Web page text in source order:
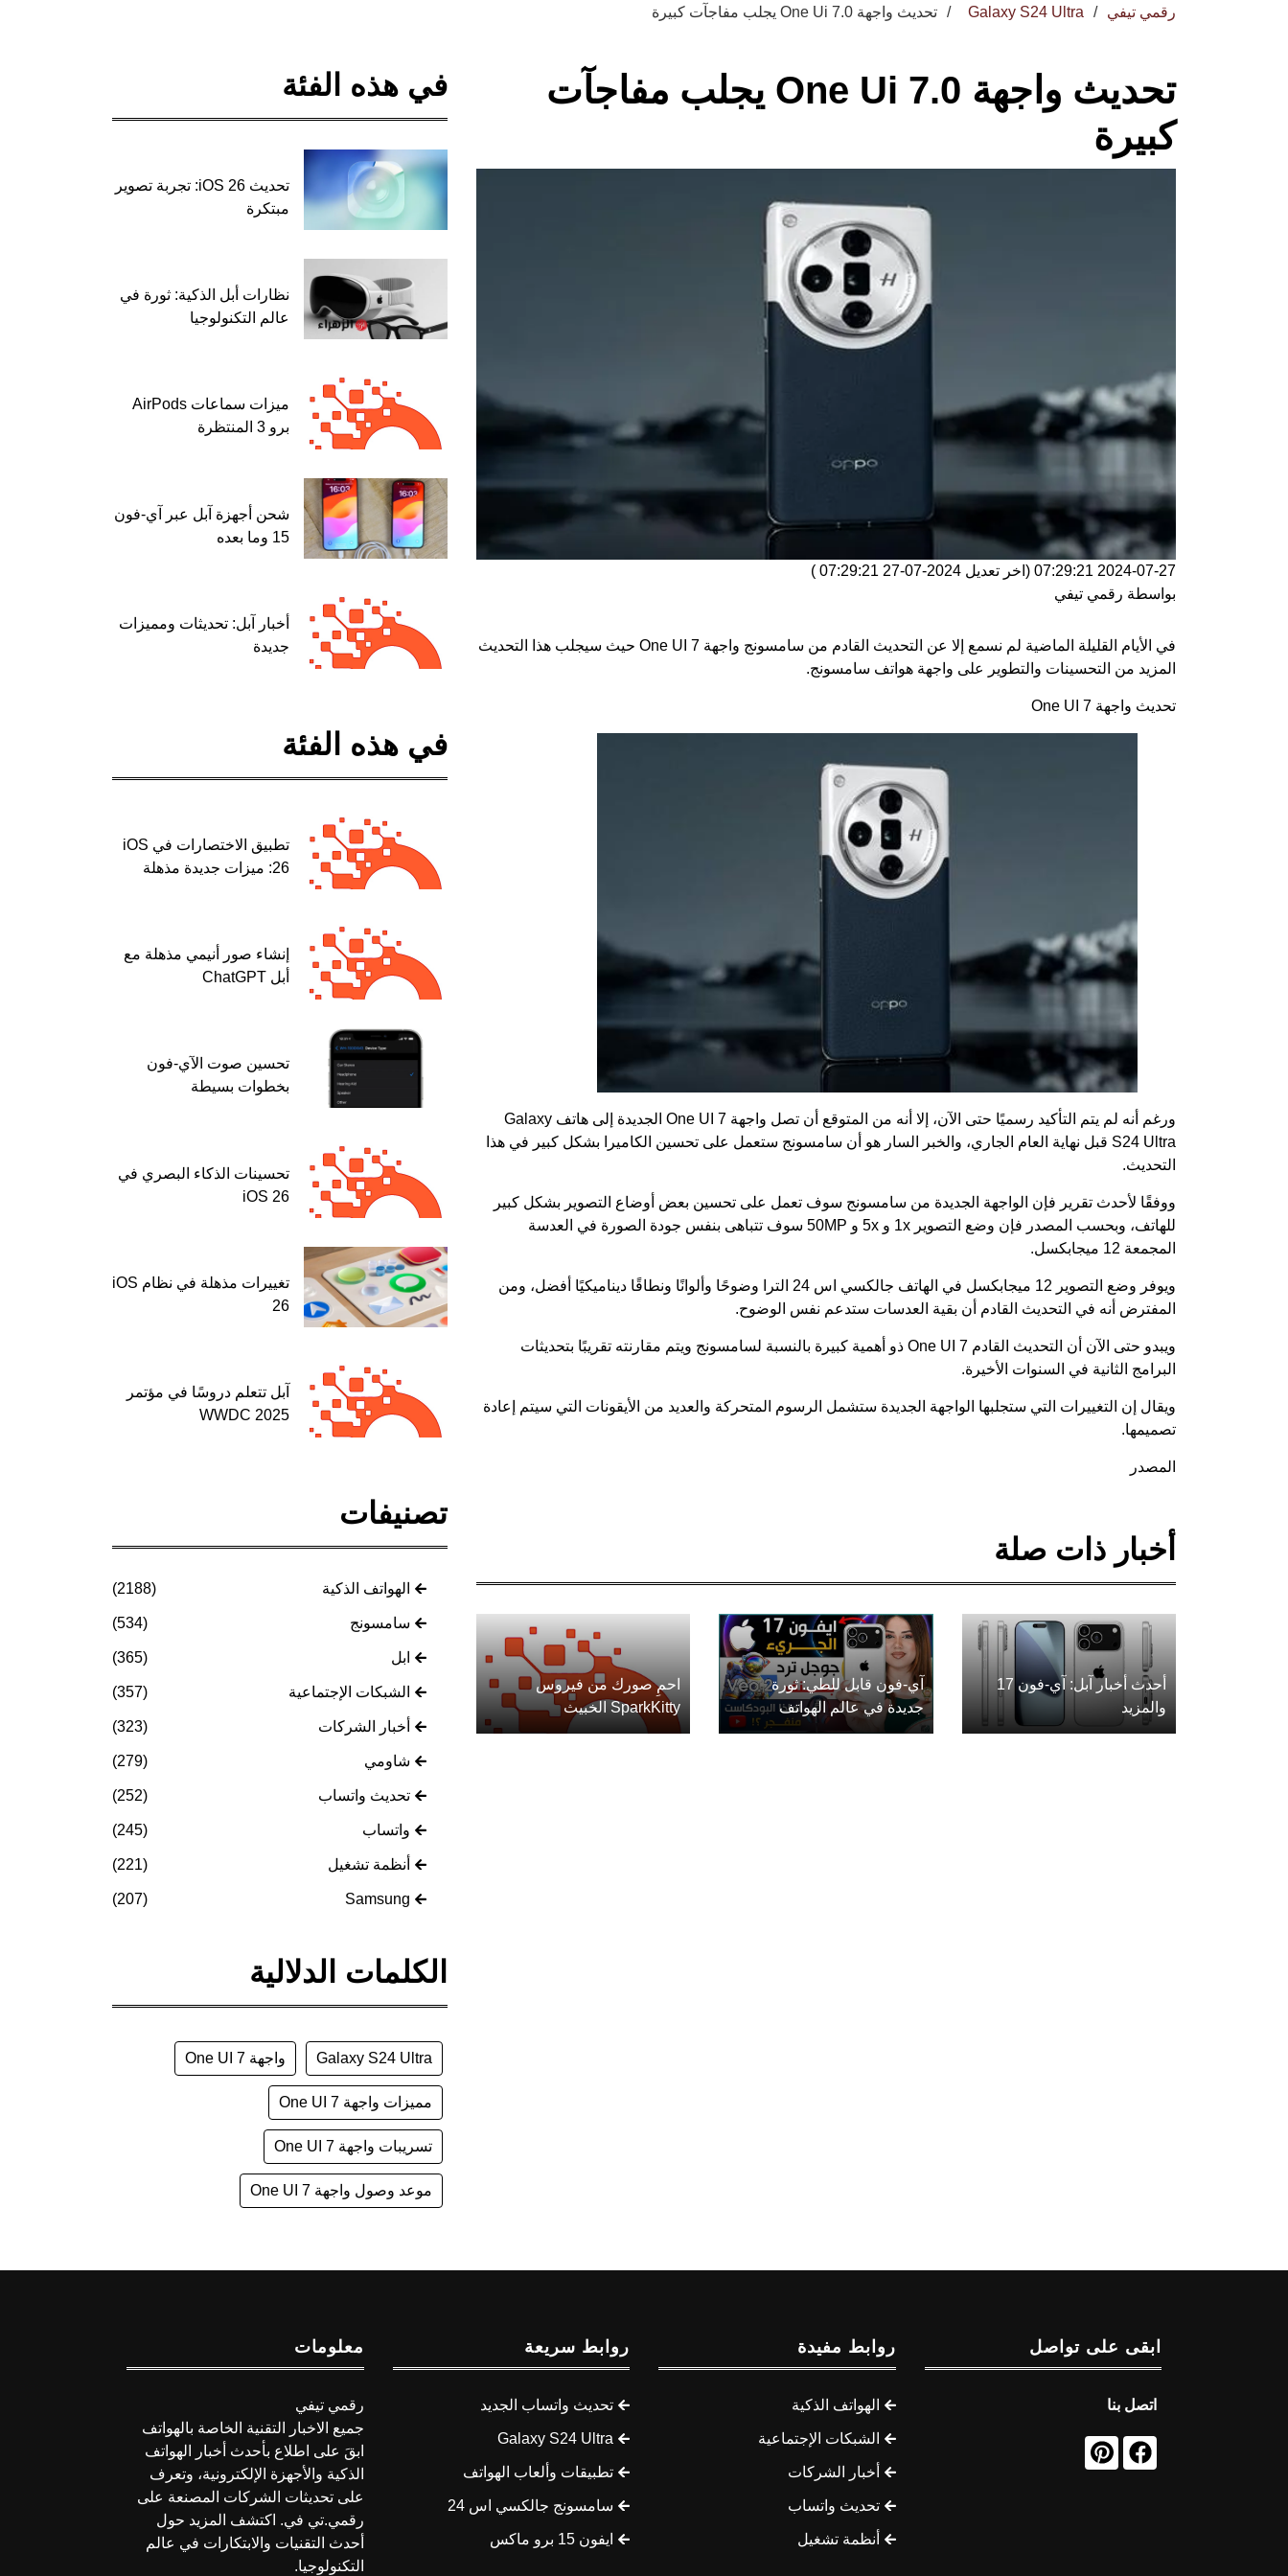
رقمي تيفي Galaxy S24 Ultra تحديث واجهة One Ui 7.0 يجلب مفاجآت كبيرة
تحديث واجهة One Ui 7.0 يجلب مفاجآت
كبيرة
2024-07-27 07:29:21 (اخر تعديل 2024-07-27 07:29:21
)
بواسطة رقمي تيفي
في الأيام القليلة الماضية لم نسمع إلا عن التحديث القادم من سامسونج واجهة One UI 7 حيث سيجلب هذا التحديث
المزيد من التحسينات والتطوير على واجهة هواتف سامسونج.
تحديث واجهة One UI 7
ورغم أنه لم يتم التأكيد رسميًا حتى الآن، إلا أنه من المتوقع أن تصل واجهة One UI 7
الجديدة إلى هاتف Galaxy
S24 Ultra قبل نهاية العام الجاري، والخبر السار هو أن سامسونج ستعمل على تحسين الكاميرا بشكل كبير في هذا
التحديث.
ووفقًا لأحدث تقرير فإن الواجهة الجديدة من سامسونج سوف تعمل على تحسين بعض أوضاع التصوير بشكل كبير
للهاتف، وبحسب المصدر فإن وضع التصوير 1x و 5x و 50MP سوف تتباهى بنفس جودة الصورة في العدسة
المجمعة 12 ميجابكسل.
ويوفر وضع التصوير 12 ميجابكسل في الهاتف جالكسي اس 24 الترا
وضوحًا وألوانًا ونطاقًا ديناميكيًا أفضل، ومن
المفترض أنه في التحديث القادم أن بقية العدسات ستدعم نفس الوضوح.
ويبدو حتى الآن أن التحديث القادم One UI 7 ذو أهمية كبيرة بالنسبة لسامسونج ويتم مقارنته تقريبًا بتحديثات
البرامج الثانية في السنوات الأخيرة.
ويقال إن التغييرات التي ستجلبها الواجهة الجديدة ستشمل الرسوم المتحركة والعديد من الأيقونات التي سيتم إعادة
تصميمها.
المصدر
أخبار ذات صلة
أحدث أخبار آبل: آي-فون 17
والمزيد
آي-فون قابل للطي: ثورة
جديدة في عالم الهواتف
احمِ صورك من فيروس
SparkKitty الخبيث
في هذه الفئة
تحديث iOS 26: تجربة تصوير
مبتكرة
نظارات أبل الذكية: ثورة في
عالم التكنولوجيا
ميزات سماعات AirPods
برو 3 المنتظرة
شحن أجهزة آبل عبر آي-فون
15 وما بعده
أخبار آبل: تحديثات ومميزات
جديدة
في هذه الفئة
تطبيق الاختصارات في iOS
26: ميزات جديدة مذهلة
إنشاء صور أنيمي مذهلة مع
أبل ChatGPT
تحسين صوت الآي-فون
بخطوات بسيطة
تحسينات الذكاء البصري في
iOS 26
تغييرات مذهلة في نظام iOS
26
آبل تتعلم دروسًا في مؤتمر
WWDC 2025
تصنيفات
الهواتف الذكية (2188)
سامسونج (534)
ابل (365)
الشبكات الإجتماعية (357)
أخبار الشركات (323)
شاومي (279)
تحديث واتساب (252)
واتساب (245)
أنظمة تشغيل (221)
Samsung
(207)
الكلمات الدلالية
Galaxy S24 Ultra واجهة One UI 7
مميزات واجهة One UI 7
تسريبات واجهة One UI 7
موعد وصول واجهة One UI 7
ابقى على تواصل
اتصل بنا
روابط مفيدة
الهواتف الذكية
الشبكات الإجتماعية
أخبار الشركات
تحديث واتساب
أنظمة تشغيل
روابط سريعة
تحديث واتساب الجديد
Galaxy S24 Ultra
تطبيقات وألعاب الهواتف
سامسونج جالكسي اس 24
ايفون 15 برو ماكس
معلومات
رقمي تيفي
جميع الاخبار التقنية الخاصة بالهواتف
ابقَ على اطلاع بأحدث أخبار الهواتف
الذكية والأجهزة الإلكترونية، وتعرف
على تحديثات الشركات المصنعة على
رقمي.تي في. اكتشف المزيد حول
أحدث التقنيات والابتكارات في عالم
التكنولوجيا.